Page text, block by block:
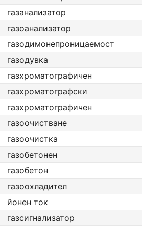
газанализатор
газоанализатор
газодимонепроницаемост
газодувка
газхроматографичен
газхроматографски
газхроматографичен
газоочистване
газоочистка
газобетонен
газобетон
газоохладител
йонен ток
газсигнализатор